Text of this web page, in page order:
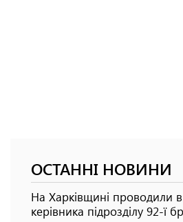
ОСТАННІ НОВИНИ
На Харківщині проводили
керівника підрозділу 92-ї